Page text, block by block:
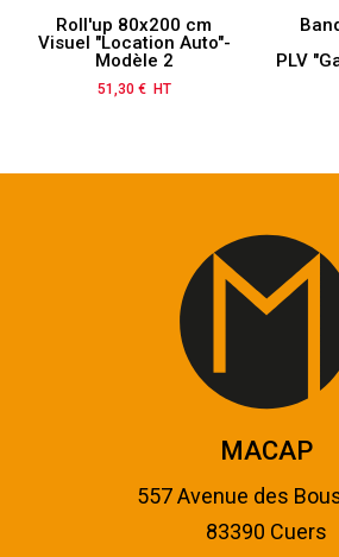
Roll'up 80x200 cm
Visuel "Location Auto"-
Modèle 2
Prix
51,30 € HT
PLV
MACAP
557 Avenue des
83390 Cuers